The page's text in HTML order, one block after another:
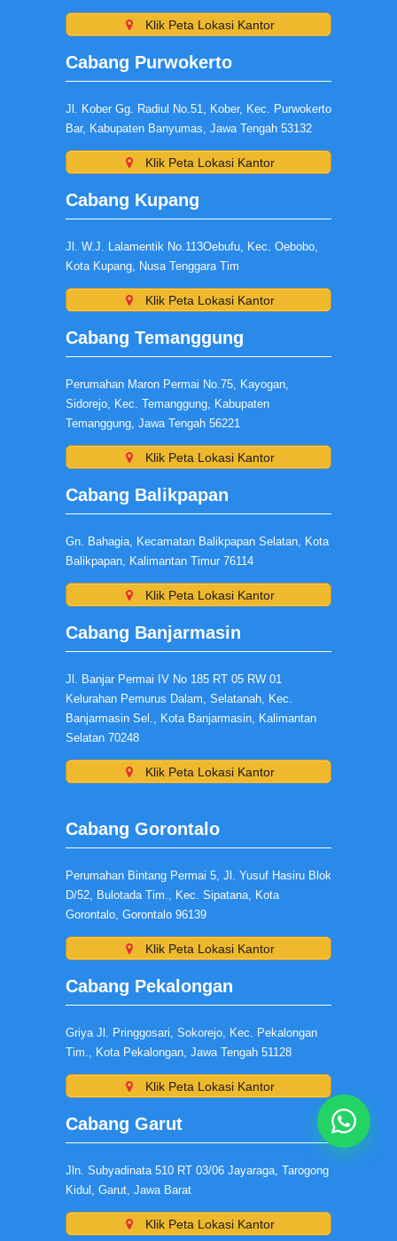
Klik Peta Lokasi Kantor
Cabang Purwokerto
Jl. Kober Gg. Radiul No.51, Kober, Kec. Purwokerto
Bar, Kabupaten Banyumas, Jawa Tengah 53132
Klik Peta Lokasi Kantor
Cabang Kupang
Jl. W.J. Lalamentik No.113Oebufu, Kec. Oebobo,
Kota Kupang, Nusa Tenggara Tim
Klik Peta Lokasi Kantor
Cabang Temanggung
Perumahan Maron Permai No.75, Kayogan,
Sidorejo, Kec. Temanggung, Kabupaten
Temanggung, Jawa Tengah 56221
Klik Peta Lokasi Kantor
Cabang Balikpapan
Gn. Bahagia, Kecamatan Balikpapan Selatan, Kota
Balikpapan, Kalimantan Timur 76114
Klik Peta Lokasi Kantor
Cabang Banjarmasin
Jl. Banjar Permai IV No 185 RT 05 RW 01
Kelurahan Pemurus Dalam, Selatanah, Kec.
Banjarmasin Sel., Kota Banjarmasin, Kalimantan
Selatan 70248
Klik Peta Lokasi Kantor
Cabang Gorontalo
Perumahan Bintang Permai 5, Jl. Yusuf Hasiru Blok
D/52, Bulotada Tim., Kec. Sipatana, Kota
Gorontalo, Gorontalo 96139
Klik Peta Lokasi Kantor
Cabang Pekalongan
Griya Jl. Pringgosari, Sokorejo, Kec. Pekalongan
Tim., Kota Pekalongan, Jawa Tengah 51128
Klik Peta Lokasi Kantor
Cabang Garut
Jln. Subyadinata 510 RT 03/06 Jayaraga, Tarogong
Kidul, Garut, Jawa Barat
Klik Peta Lokasi Kantor